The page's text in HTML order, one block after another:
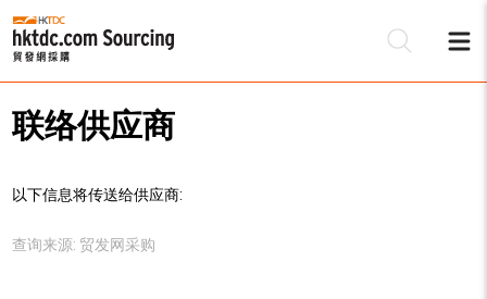
联络供应商
以下信息将传送给供应商:
查询来源: 贸发网采购